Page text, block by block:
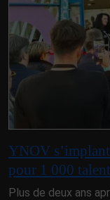
YNOV
pour 1 000
Plus de deux ans